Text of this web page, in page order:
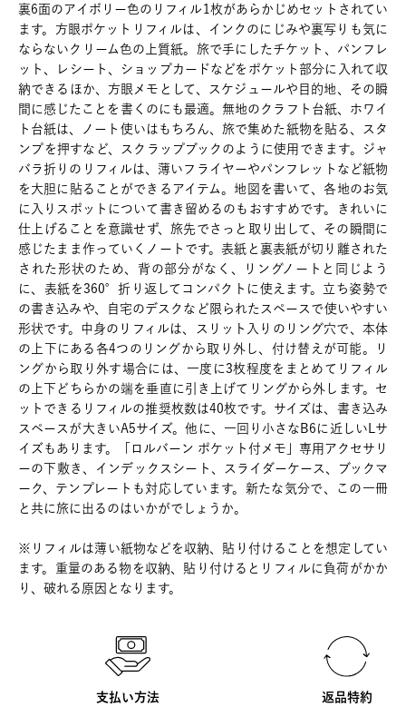
裏6面のアイボリー色のリフィル1枚があらかじめセットされてい
ます。方眼ポケットリフィルは、インクのにじみや裏写りも気に
ならないクリーム色の上質紙。旅で手にしたチケット、パンフレ
ット、レシート、ショップカードなどをポケット部分に入れて収
納できるほか、方眼メモとして、スケジュールや目的地、その瞬
間に感じたことを書くのにも最適。無地のクラフト台紙、ホワイ
ト台紙は、ノート使いはもちろん、旅で集めた紙物を貼る、スタ
ンプを押すなど、スクラップブックのように使用できます。ジャ
バラ折りのリフィルは、薄いフライヤーやパンフレットなど紙物
を大胆に貼ることができるアイテム。地図を書いて、各地のお気
に入りスポットについて書き留めるのもおすすめです。きれいに
仕上げることを意識せず、旅先でさっと取り出して、その瞬間に
感じたまま作っていくノートです。表紙と裏表紙が切り離された
された形状のため、背の部分がなく、リングノートと同じよう
に、表紙を360°折り返してコンパクトに使えます。立ち姿勢で
の書き込みや、自宅のデスクなど限られたスペースで使いやすい
形状です。中身のリフィルは、スリット入りのリング穴で、本体
の上下にある各4つのリングから取り外し、付け替えが可能。リ
ングから取り外す場合には、一度に3枚程度をまとめてリフィル
の上下どちらかの端を垂直に引き上げてリングから外します。セ
ットできるリフィルの推奨枚数は40枚です。サイズは、書き込み
スペースが大きいA5サイズ。他に、一回り小さなB6に近しいLサ
イズもあります。「ロルバーン ポケット付メモ」専用アクセサリ
ーの下敷き、インデックスシート、スライダーケース、ブックマ
ーク、テンプレートも対応しています。新たな気分で、この一冊
と共に旅に出るのはいかがでしょうか。
※リフィルは薄い紙物などを収納、貼り付けることを想定してい
ます。重量のある物を収納、貼り付けるとリフィルに負荷がかか
り、破れる原因となります。
支払い方法 返品特約